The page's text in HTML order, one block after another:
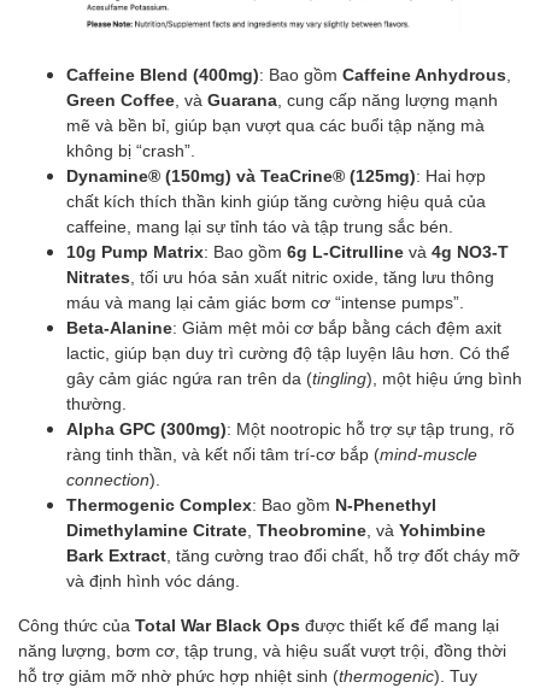
Caffeine Blend (400mg): Bao gồm Caffeine Anhydrous
Green Coffee , và Guarana , cung cấp năng lượng mạnh
mẽ và bền bỉ, giúp bạn vượt qua các buổi tập nặng mà
không bị “crash”.
Dynamine® (150mg) và TeaCrine® (125mg): Hai hợp
chất kích thích thần kinh giúp tăng cường hiệu quả của
caffeine, mang lại sự tỉnh táo và tập trung sắc bén.
10g Pump Matrix: Bao gồm 6g L-Citrulline và 4g NO3-T
Nitrates , tối ưu hóa sản xuất nitric oxide, tăng lưu thông
máu và mang lại cảm giác bơm cơ “intense pumps”.
Beta-Alanine: Giảm mệt mỏi cơ bắp bằng cách đệm axit
lactic, giúp bạn duy trì cường độ tập luyện lâu hơn. Có thể
gây cảm giác ngứa ran trên da (tingling), một hiệu ứng bình
thường.
Alpha GPC (300mg): Một nootropic hỗ trợ sự tập trung, rõ
ràng tinh thần, và kết nối tâm trí-cơ bắp (mind-muscle
connection).
Thermogenic Complex: Bao gồm N-Phenethyl
Dimethylamine Citrate Theobromine , và Yohimbine
Bark Extract , tăng cường trao đổi chất, hỗ trợ đốt cháy mỡ
và định hình vóc dáng.
Công thức của Total War Black Ops được thiết kế để mang lại
năng lượng, bơm cơ, tập trung, và hiệu suất vượt trội, đồng thời
hỗ trợ giảm mỡ nhờ phức hợp nhiệt sinh (thermogenic). Tuy